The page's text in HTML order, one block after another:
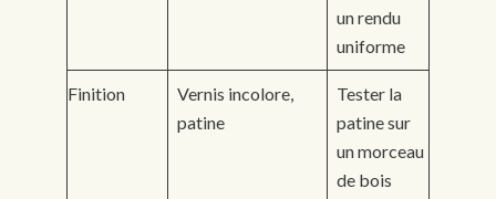
un rendu
uniforme
Finition
Vernis incolore,
patine
Tester la
patine sur
un morceau
de bois